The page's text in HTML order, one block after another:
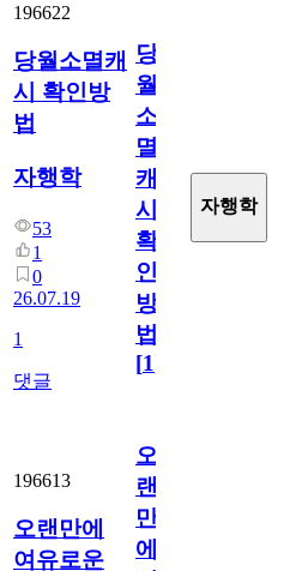
196622
당월소멸캐
시 확인방
법
자행학
53
1
0
26.07.19
1
댓글
당
월
소
멸
캐
시
확
인
방
법
[1]
자행학
196613
오랜만에
여유로운
오
랜
만
에